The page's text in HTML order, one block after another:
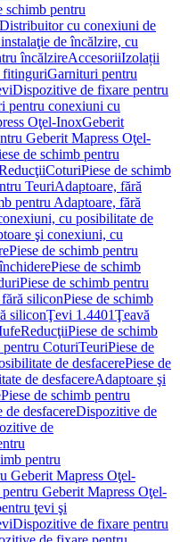
schimb pentru
Distribuitor cu conexiuni de
de încălzire, cu
încălzireAccesoriiIzolații
fitinguriGarnituri pentru
Dispozitive de fixare pentru
pentru conexiuni cu
Oţel-InoxGeberit
Geberit Mapress Oţel-
de schimb pentru
CoturiPiese de schimb
TeuriAdaptoare, fără
pentru Adaptoare, fără
cu posibilitate de
şi conexiuni, cu
Piese de schimb pentru
Piese de schimb
Piese de schimb pentru
siliconPiese de schimb
siliconŢevi 1.4401Ţeavă
ReducţiiPiese de schimb
pentru CoturiTeuriPiese de
de desfacerePiese de
de desfacereAdaptoare şi
Piese de schimb pentru
desfacereDispozitive de
de
pentru
Geberit Mapress Oţel-
Geberit Mapress Oţel-
ţevi şi
Dispozitive de fixare pentru